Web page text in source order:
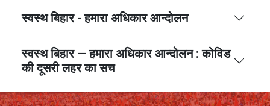
स्वस्थ बिहार - हमारा अधिकार आन्दोलन
स्वस्थ बिहार — हमारा अधिकार आन्दोलन : कोविड
की दूसरी लहर का सच